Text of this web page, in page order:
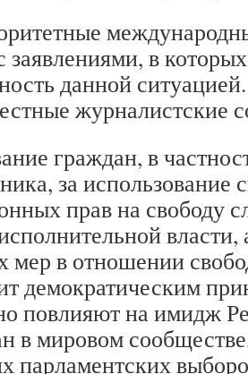
заявлениями, в
данной
журналистские
граждан, в
за использование
прав на свободу
мер в отношении
демократическим
повлияют на имидж
в мировом
парламентских